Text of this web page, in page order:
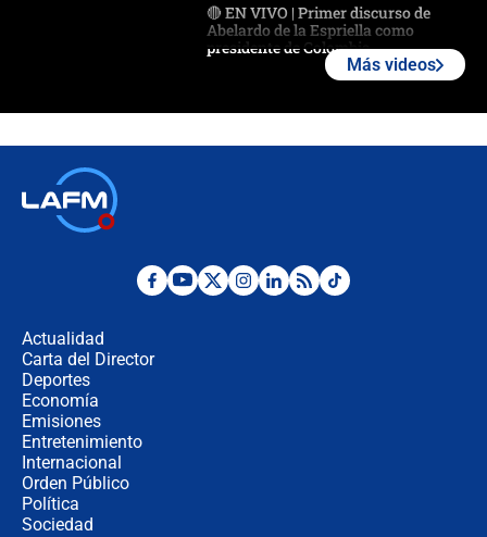
🔴 EN VIVO | Primer discurso de
Abelardo de la Espriella como
presidente de Colombia
Desde dermatitis hasta infecciones:
Más videos
Actualidad
Carta del Director
Deportes
Economía
Emisiones
Entretenimiento
Internacional
Orden Público
Política
Sociedad